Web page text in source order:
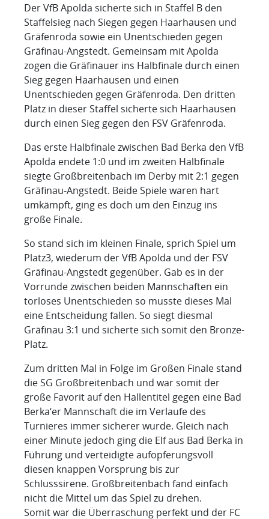
Der VfB Apolda sicherte sich in Staffel B den
Staffelsieg nach Siegen gegen Haarhausen und
Gräfenroda sowie ein Unentschieden gegen
Gräfinau-Angstedt. Gemeinsam mit Apolda
zogen die Gräfinauer ins Halbfinale durch einen
Sieg gegen Haarhausen und einen
Unentschieden gegen Gräfenroda. Den dritten
Platz in dieser Staffel sicherte sich Haarhausen
durch einen Sieg gegen den FSV Gräfenroda.
Das erste Halbfinale zwischen Bad Berka den VfB
Apolda endete 1:0 und im zweiten Halbfinale
siegte Großbreitenbach im Derby mit 2:1 gegen
Gräfinau-Angstedt. Beide Spiele waren hart
umkämpft, ging es doch um den Einzug ins
große Finale.
So stand sich im kleinen Finale, sprich Spiel um
Platz3, wiederum der VfB Apolda und der FSV
Gräfinau-Angstedt gegenüber. Gab es in der
Vorrunde zwischen beiden Mannschaften ein
torloses Unentschieden so musste dieses Mal
eine Entscheidung fallen. So siegt diesmal
Gräfinau 3:1 und sicherte sich somit den Bronze-
Platz.
Zum dritten Mal in Folge im Großen Finale stand
die SG Großbreitenbach und war somit der
große Favorit auf den Hallentitel gegen eine Bad
Berka‘er Mannschaft die im Verlaufe des
Turnieres immer sicherer wurde. Gleich nach
einer Minute jedoch ging die Elf aus Bad Berka in
Führung und verteidigte aufopferungsvoll
diesen knappen Vorsprung bis zur
Schlusssirene. Großbreitenbach fand einfach
nicht die Mittel um das Spiel zu drehen.
Somit war die Überraschung perfekt und der FC